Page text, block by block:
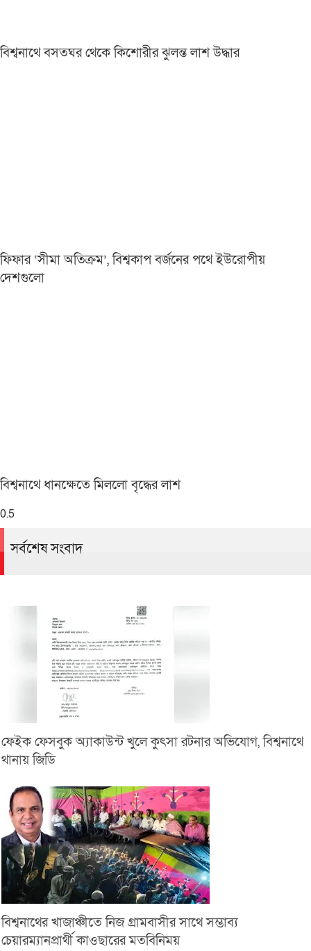
বিশ্বনাথে বসতঘর থেকে কিশোরীর ঝুলন্ত লাশ উদ্ধার
ফিফার ‘সীমা অতিক্রম’, বিশ্বকাপ বর্জনের পথে ইউরোপীয়
দেশগুলো
বিশ্বনাথে ধানক্ষেতে মিললো বৃদ্ধের লাশ
সর্বশেষ সংবাদ
ফেইক ফেসবুক অ্যাকাউন্ট খুলে কুৎসা রটনার অভিযোগ, বিশ্বনাথে
থানায় জিডি
বিশ্বনাথের খাজাঞ্চীতে নিজ গ্রামবাসীর সাথে সম্ভাব্য
চেয়ারম্যানপ্রার্থী কাওছারের মতবিনিময়